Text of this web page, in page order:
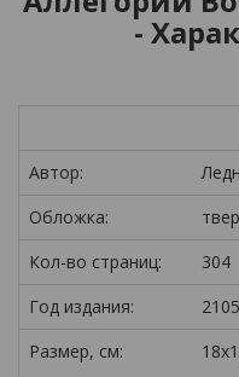
-
Автор:
Обложка:
Кол-во страниц:
304
Год издания:
2105
Размер, см: